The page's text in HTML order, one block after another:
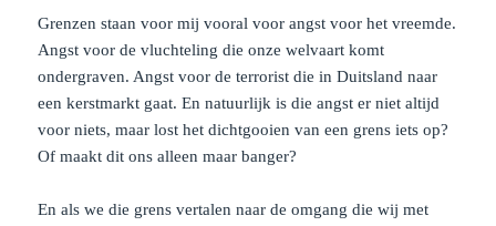
Grenzen staan voor mij vooral voor angst voor het vreemde.
Angst voor de vluchteling die onze welvaart komt
ondergraven. Angst voor de terrorist die in Duitsland naar
een kerstmarkt gaat. En natuurlijk is die angst er niet altijd
voor niets, maar lost het dichtgooien van een grens iets op?
Of maakt dit ons alleen maar banger?
En als we die grens vertalen naar de omgang die wij met